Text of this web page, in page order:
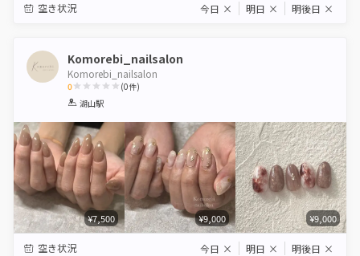
空き状況 今日 × 明日 × 明後日 ×
Komorebi_nailsalon
Komorebi_nailsalon
0
1 2 3 4
(0件)
湖山駅
¥7,500 ¥9,000 ¥9,000
空き状況 今日 × 明日 × 明後日 ×